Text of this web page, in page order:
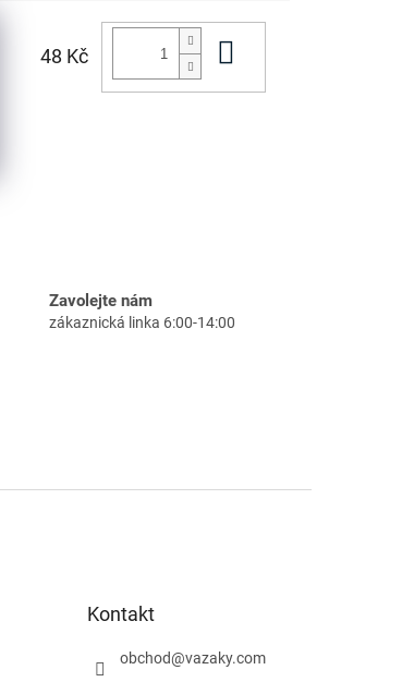
48 Kč
Zavolejte nám
zákaznická linka 6:00-14:00
Kontakt
obchod@vazaky.com